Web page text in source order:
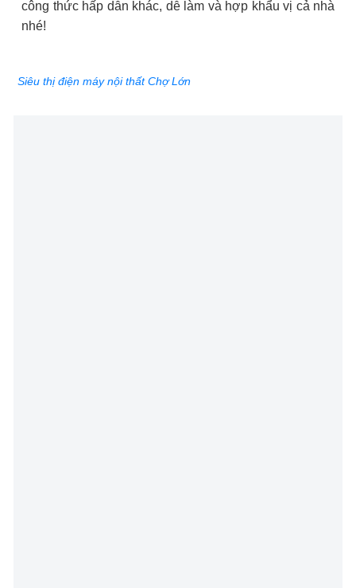
công thức hấp dẫn khác, dễ làm và hợp khẩu vị cả nhà
nhé!
Siêu thị điện máy nội thất Chợ Lớn